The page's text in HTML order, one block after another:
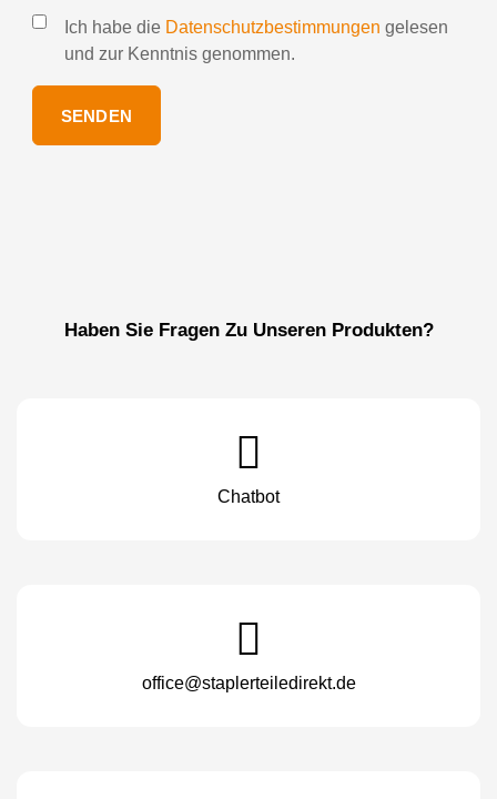
Ich habe die Datenschutzbestimmungen gelesen
und zur Kenntnis genommen.
SENDEN
Haben Sie Fragen Zu Unseren Produkten?
Chatbot
office@staplerteiledirekt.de